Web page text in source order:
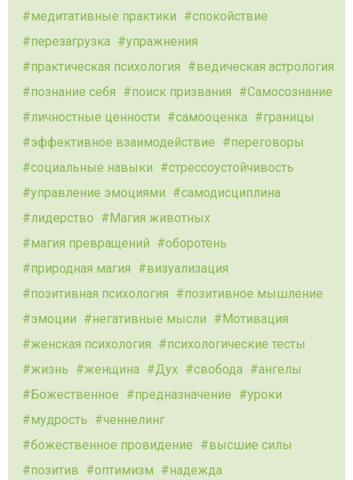
медитативные практики
спокойствие
перезагрузка
упражнения
практическая психология
ведическая астрология
познание себя
поиск призвания
Самосознание
личностные ценности
самооценка
границы
эффективное взаимодействие
переговоры
социальные навыки
стрессоустойчивость
управление эмоциями
самодисциплина
лидерство
Магия животных
магия превращений
оборотень
природная магия
визуализация
позитивная психология
позитивное мышление
эмоции
негативные мысли
Мотивация
женская психология
психологические тесты
жизнь
женщина Дух свобода
ангелы
Божественное
предназначение
уроки
мудрость
ченнелинг
божественное провидение
высшие силы
позитив
оптимизм надежда